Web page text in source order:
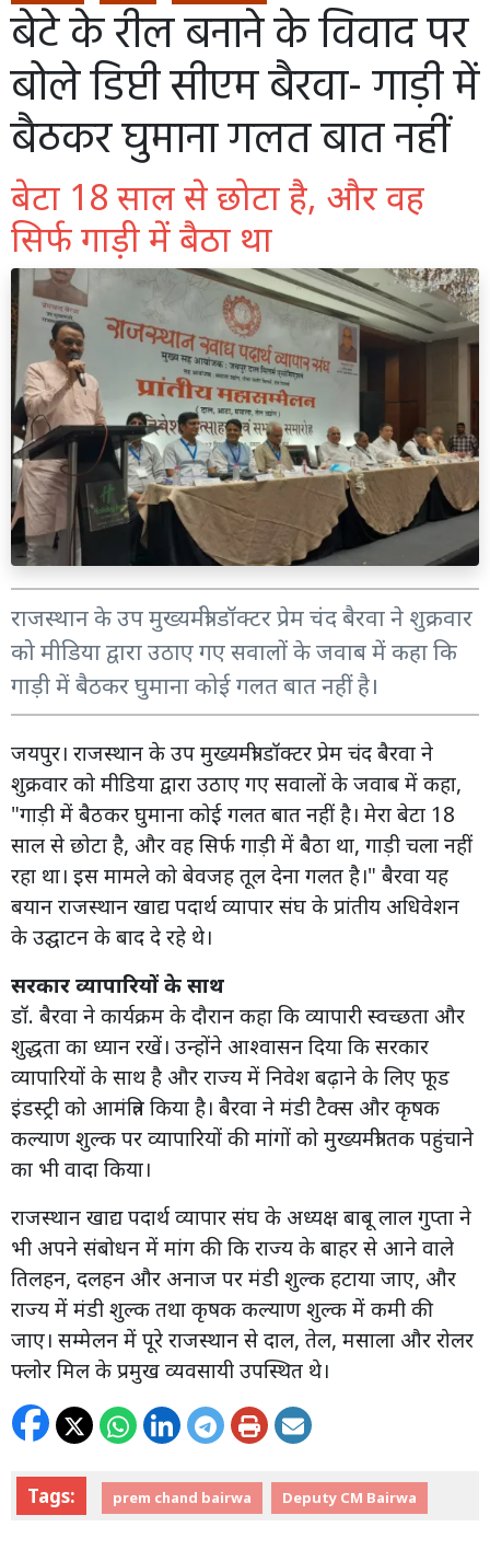
बेटे के रील बनाने के विवाद पर
बोले डिप्टी सीएम बैरवा- गाड़ी में
बैठकर घुमाना गलत बात नहीं
बेटा 18 साल से छोटा है, और वह
सिर्फ गाड़ी में बैठा था
राजस्थान के उप मुख्यमंत्री डॉक्टर प्रेम चंद बैरवा ने शुक्रवार
को मीडिया द्वारा उठाए गए सवालों के जवाब में कहा कि
गाड़ी में बैठकर घुमाना कोई गलत बात नहीं है।
जयपुर। राजस्थान के उप मुख्यमंत्री डॉक्टर प्रेम चंद बैरवा ने
शुक्रवार को मीडिया द्वारा उठाए गए सवालों के जवाब में कहा,
"गाड़ी में बैठकर घुमाना कोई गलत बात नहीं है। मेरा बेटा 18
साल से छोटा है, और वह सिर्फ गाड़ी में बैठा था, गाड़ी चला नहीं
रहा था। इस मामले को बेवजह तूल देना गलत है।" बैरवा यह
बयान राजस्थान खाद्य पदार्थ व्यापार संघ के प्रांतीय अधिवेशन
के उद्घाटन के बाद दे रहे थे।
सरकार व्यापारियों के साथ
डॉ. बैरवा ने कार्यक्रम के दौरान कहा कि व्यापारी स्वच्छता और
शुद्धता का ध्यान रखें। उन्होंने आश्वासन दिया कि सरकार
व्यापारियों के साथ है और राज्य में निवेश बढ़ाने के लिए फूड
इंडस्ट्री को आमंत्रित किया है। बैरवा ने मंडी टैक्स और कृषक
कल्याण शुल्क पर व्यापारियों की मांगों को मुख्यमंत्री तक पहुंचाने
का भी वादा किया।
राजस्थान खाद्य पदार्थ व्यापार संघ के अध्यक्ष बाबू लाल गुप्ता ने
भी अपने संबोधन में मांग की कि राज्य के बाहर से आने वाले
तिलहन, दलहन और अनाज पर मंडी शुल्क हटाया जाए, और
राज्य में मंडी शुल्क तथा कृषक कल्याण शुल्क में कमी की
जाए। सम्मेलन में पूरे राजस्थान से दाल, तेल, मसाला और रोलर
फ्लोर मिल के प्रमुख व्यवसायी उपस्थित थे।
Tags: prem chand bairwa Deputy CM Bairwa